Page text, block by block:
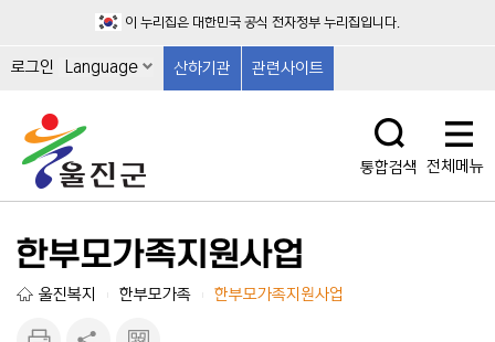
이 누리집은 대한민국 공식 전자정부 누리집입니다.
로그인 Language 산하기관 관련사이트
통합검색 전체메뉴
한부모가족지원사업
울진복지 한부모가족 한부모가족지원사업